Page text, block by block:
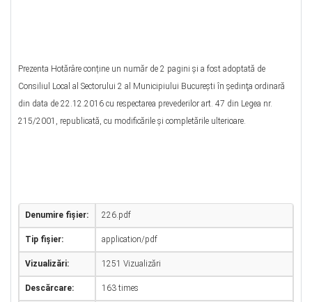
Prezenta Hotărâre conține un număr de 2 pagini și a fost adoptată de
Consiliul Local al Sectorului 2 al Municipiului Bucureşti în şedinţa ordinară
din data de 22.12.2016 cu respectarea prevederilor art. 47 din Legea nr.
215/2001, republicată, cu modificările şi completările ulterioare.
Denumire fișier: 226.pdf
Tip fișier: application/pdf
Vizualizări: 1251 Vizualizări
Descărcare: 163 times